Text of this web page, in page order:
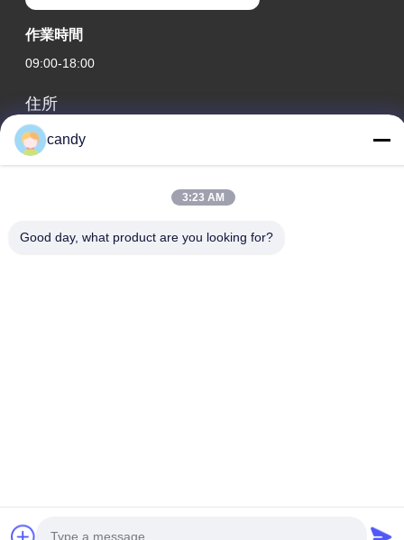
作業時間
09:00-18:00
住所
会社の住所
RM. 1601-1603, 1606-1608, 1610, 21 JIHUA 5TH RD, 祖廟街,
RM. 1601-1603, 1606-1608, 1610, 21 JIHUA 5TH RD, 祖廟街,
candy
3:23 AM
Good day, what product are you looking for?